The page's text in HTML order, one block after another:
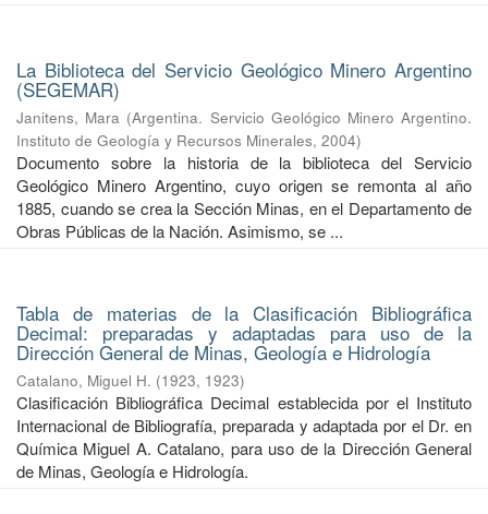
La Biblioteca del Servicio Geológico Minero Argentino
(SEGEMAR)
Janitens, Mara (Argentina. Servicio Geológico Minero Argentino.
Instituto de Geología y Recursos Minerales, 2004)
Documento sobre la historia de la biblioteca del Servicio
Geológico Minero Argentino, cuyo origen se remonta al año
1885, cuando se crea la Sección Minas, en el Departamento de
Obras Públicas de la Nación. Asimismo, se ...
Tabla de materias de la Clasificación Bibliográfica
Decimal: preparadas y adaptadas para uso de la
Dirección General de Minas, Geología e Hidrología
Catalano, Miguel H. (1923, 1923)
Clasificación Bibliográfica Decimal establecida por el Instituto
Internacional de Bibliografía, preparada y adaptada por el Dr. en
Química Miguel A. Catalano, para uso de la Dirección General
de Minas, Geología e Hidrología.